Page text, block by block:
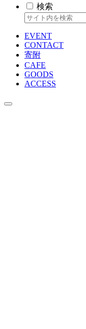
検索
EVENT
CONTACT
寄附
CAFE
GOODS
ACCESS